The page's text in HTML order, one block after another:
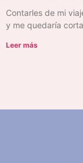
Contarles de mi
y me quedaría
Leer más